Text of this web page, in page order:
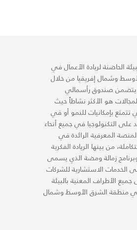
الحاضنة لريادة الأعمال في
وشمال إفريقيا من خلال
يتضمن صندوق رأسمالي
هو الأكثر نشاطاً حيث
تتمتع بإمكانيات للنمو أو في
على التكنولوجيا في جميع أنحاء
المعرفية الرائدة في
من بينها الريادة الفكرية
زمالة ومضة الذي يسمى
الخدمات الاستشارية للشركات
الأطراف المعنية بالبيئة
في منطقة الشرق الأوسط وشمال